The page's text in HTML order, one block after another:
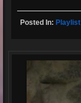
Posted In: Playlist